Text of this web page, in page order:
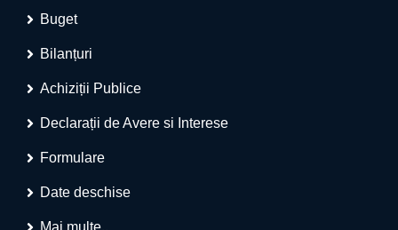
Buget
Bilanțuri
Achiziții Publice
Declarații de Avere si Interese
Formulare
Date deschise